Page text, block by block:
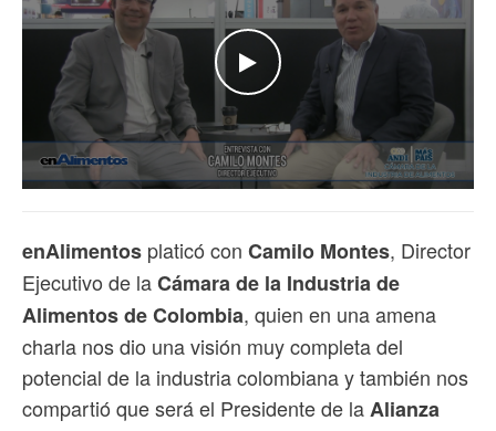
WATCH THE VIDEO
enAlimentos platicó con Camilo Montes, Director
Ejecutivo de laCámara de la Industria de
Alimentos de Colombia, quien en una amena
charla nos dio una visión muy completa del
potencial de la industria colombiana y también nos
compartió que será el Presidente de laAlianza